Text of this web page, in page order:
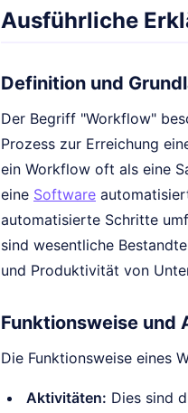
Ausführliche
Definition und
Der Begriff "Workflow"
Prozess zur Erreichung
ein Workflow oft als eine
eine Software
automatisierte Schritte
sind wesentliche
und Produktivität von
Funktionsweise und
Die Funktionsweise eines
Aktivitäten: Dies sind